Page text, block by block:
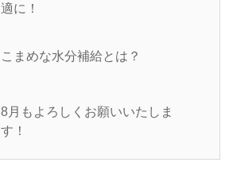
適に！
こまめな水分補給とは？
8月もよろしくお願いいたしま
す！